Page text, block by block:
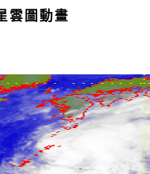
雲圖動畫